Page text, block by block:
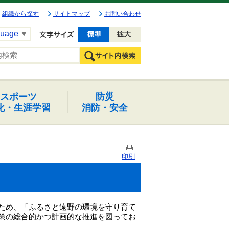
組織から探す サイトマップ お問い合わせ
▼ 文字を小さく
スポーツ
・生涯学習
防災
消防・安全
印刷
め、「ふるさと遠野の環境を守り育て
の総合的かつ計画的な推進を図ってお